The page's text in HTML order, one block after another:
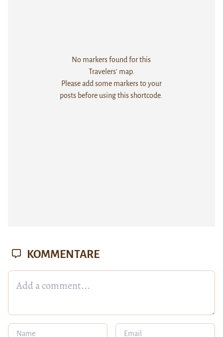
No markers found for this
Travelers' map.
Please add some markers to your
posts before using this shortcode.
KOMMENTARE